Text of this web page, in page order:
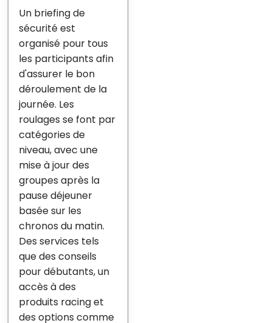
Un briefing de
sécurité est
organisé pour tous
les participants afin
d'assurer le bon
déroulement de la
journée. Les
roulages se font par
catégories de
niveau, avec une
mise à jour des
groupes après la
pause déjeuner
basée sur les
chronos du matin.
Des services tels
que des conseils
pour débutants, un
accès à des
produits racing et
des options comme